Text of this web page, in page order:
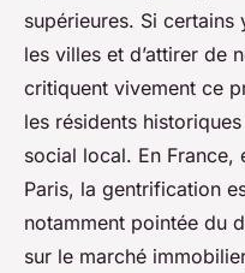
supérieures. Si certains
les villes et d’attirer de
critiquent vivement ce
les résidents
social local. En France,
Paris, la gentrification
notamment pointée du
sur le marché